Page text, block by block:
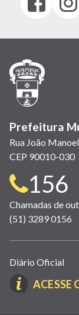
(link
em
janela)
(link
em
Prefeitura
Rua João
CEP 90010-030
para
contato:
156
Chamadas de
(51) 3289 0156
Links
úteis
(abrem
Diário Oficial
ACESSE